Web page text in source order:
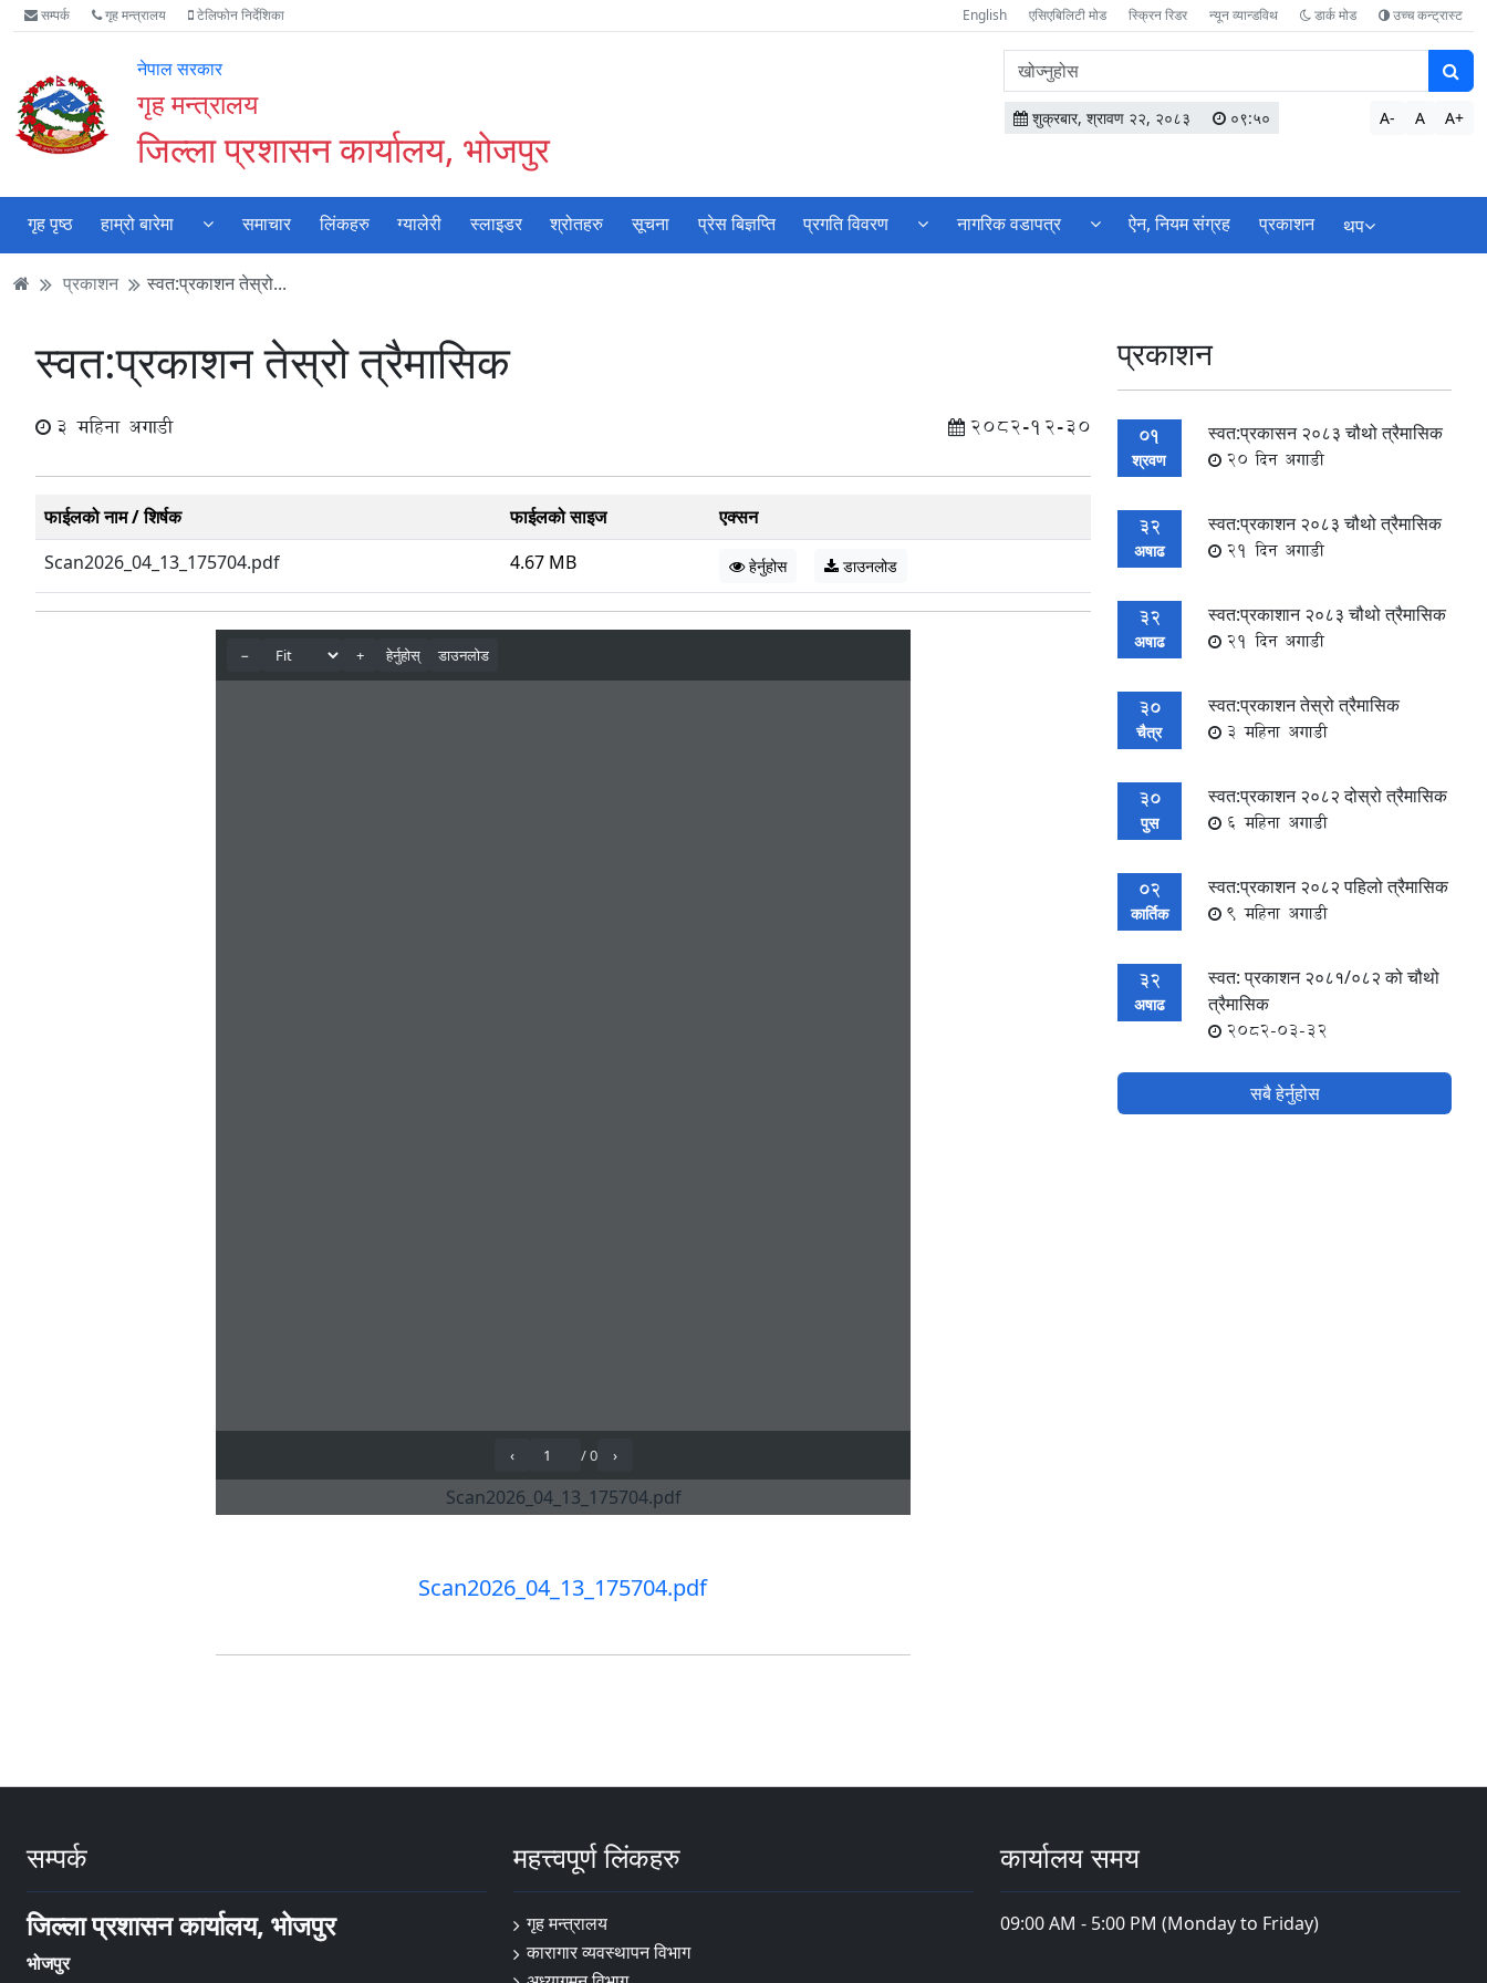
Accessibility
Mode
गर्नुहोस्
मुख्य
सामाग्री
मुख्य
नेभिगेसन
वेबसाइट
खोजमा
सम्पर्क गृह मन्त्रालय टेलिफोन निर्देशिका English एसिएबिलिटी मोड स्क्रिन रिडर न्यून व्यान्डविथ डार्क मोड उच्च कन्ट्रास्ट
नेपाल सरकार
गृह मन्त्रालय
जिल्ला प्रशासन कार्यालय, भोजपुर
वेबसाइटमा
सामग्री
खोज्नुहोस
शुक्रबार, श्रावण २२, २०८३ ०९:५० A- A A+
गृह पृष्ठ हाम्रो बारेमा समाचार लिंकहरु ग्यालेरी स्लाइडर श्रोतहरु सूचना प्रेस बिज्ञप्ति प्रगति विवरण नागरिक वडापत्र ऐन, नियम संग्रह प्रकाशन थप
प्रकाशन स्वत:प्रकाशन तेस्रो...
स्वत:प्रकाशन तेस्रो त्रैमासिक
3 महिना अगाडी 2082-12-30
फाईलको नाम / शिर्षक फाईलको साइज
एक्सन
Scan2026_04_13_175704.pdf
4.67 MB हेर्नुहोस डाउनलोड
Scan2026_04_13_175704.pdf
प्रकाशन
01
श्रवण
स्वत:प्रकासन २०८३ चौथो त्रैमासिक
20 दिन अगाडी
32
अषाढ
स्वत:प्रकाशन २०८३ चौथो त्रैमासिक
21 दिन अगाडी
32
अषाढ
स्वत:प्रकाशान २०८३ चौथो त्रैमासिक
21 दिन अगाडी
30
चैत्र
स्वत:प्रकाशन तेस्रो त्रैमासिक
3 महिना अगाडी
30
पुस
स्वत:प्रकाशन २०८२ दोस्रो त्रैमासिक
6 महिना अगाडी
02
कार्तिक
स्वत:प्रकाशन २०८२ पहिलो त्रैमासिक
9 महिना अगाडी
32
अषाढ
स्वत: प्रकाशन २०८१/०८२ को चौथो
त्रैमासिक
2082-03-32
सबै हेर्नुहोस
सम्पर्क
जिल्ला प्रशासन कार्यालय, भोजपुर
भोजपुर
महत्त्वपूर्ण लिंकहरु
गृह मन्त्रालय
कारागार व्यवस्थापन विभाग
कार्यालय समय
09:00 AM - 5:00 PM (Monday to Friday)